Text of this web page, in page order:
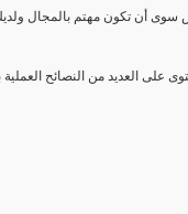
سوى أن تكون مهتم بالمجال
على العديد من النصائح